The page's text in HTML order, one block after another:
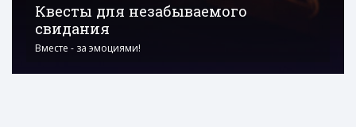
Квесты для незабываемого
свидания
Вместе - за эмоциями!